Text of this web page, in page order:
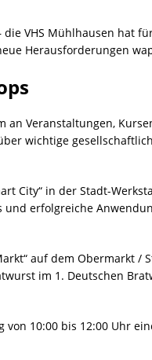
die VHS Mühlhausen hat
Herausforderungen
an Veranstaltungen,
wichtige
City“ in der Stadt-
erfolgreiche
auf dem Obermarkt /
im 1. Deutschen
10:00 bis 12:00 Uhr